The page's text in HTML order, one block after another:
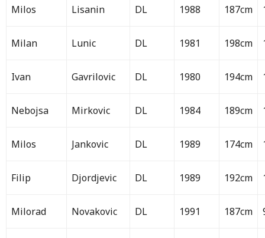
Milos Lisanin DL 1988 187cm
Milan Lunic DL 1981 198cm
Ivan Gavrilovic DL 1980 194cm
Nebojsa Mirkovic DL 1984 189cm
Milos Jankovic DL 1989 174cm
Filip Djordjevic DL 1989 192cm
Milorad Novakovic DL 1991 187cm